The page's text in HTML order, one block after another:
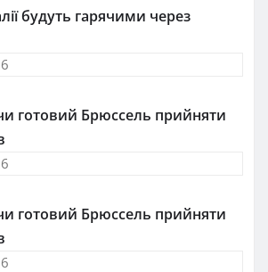
будуть гарячими через
чи готовий Брюссель прийняти
чи готовий Брюссель прийняти